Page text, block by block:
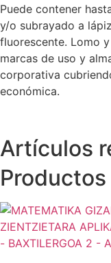
Puede contener
y/o subrayado a
fluorescente. Lomo
marcas de uso y
corporativa
económica.
Artículos